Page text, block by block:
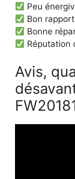
Peu
Bon
Bonne
Réputation
Avis,